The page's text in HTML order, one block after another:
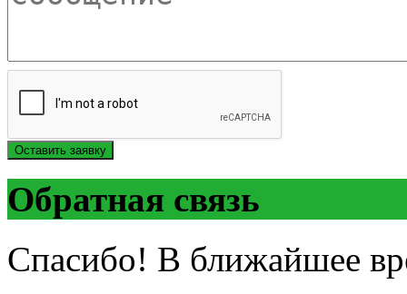
Оставить заявку
Обратная связь
Спасибо! В ближайшее